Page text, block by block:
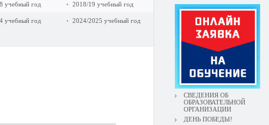
учебный год 2018/19 учебный год
учебный год 2024/2025 учебный год
СВЕДЕНИЯ ОБ
ОБРАЗОВАТЕЛЬНОЙ
ОРГАНИЗАЦИИ
ДЕНЬ ПОБЕДЫ!